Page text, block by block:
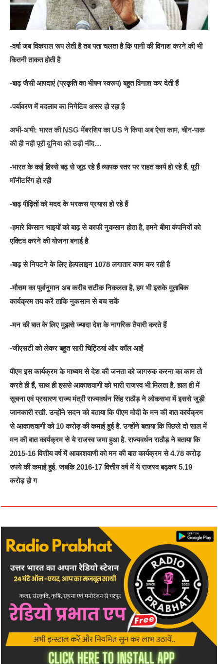
-वर्षा जब विकराल रूप लेती है तब पता चलता है कि पानी की विनाश करने की भी
कितनी ताकत होती है
-बाढ़ जैसी आपदाएं (प्रकृति का भीषण स्वरूप) बहुत विनाश कर देती हैं
-पर्यावरण में बदलाव का निगेटिव असर हो रहा है
अभी-अभी: भारत की NSG मेंबरशिप का US ने किया अब ऐसा काम, चीन-पाक
की ही नही पूरी दुनिया की उड़ी नींद…
-भारत के कई हिस्से बढ़ से जूढ रहे हैं व्यापक स्तर पर राहत कार्य हो रहे हैं, पूरी
मॉनीटरिंग हो रही
-बाढ़ पीढ़ितों को मदद के भरकस प्रयास हो रहे हैं
-हमारे किसान भाइयों को बाढ़ से काफी नुकसान होता है, हमने बीमा कंपनियों को
एक्टिव करने की योजना बनाई है
-बाढ़ से निपटने के लिए हेल्पलाइन 1078 लगातार काम कर रही है
-मौसम का पूर्वानुमान अब करीब सटीक निकलता है, हम भी इसके मुताबिक
कार्यक्रम तय करें ताकि नुकसान से बच सकें
-मन की बात के लिए मुझसे ज्यादा देश के नागरिक तैयारी करते हैं
-जीएसटी को लेकर बहुत सारी चिट्ठियां और कॉल आईं
पीएम इस कार्यक्रम के माध्यम से देश की जनता को जागरुक करना का काम तो
करते ही हैं, साथ ही इससे आकाशवाणी को भारी राजस्व भी मिलता है. हाल ही में
सूचना एवं प्रसारण राज्य मंत्री राज्यवर्धन सिंह राठौड़ ने लोकसभा में इससे जुड़ी
जानकारी रखी. उन्होंने सदन को बताया कि पीएम मोदी के मन की बात कार्यक्रम
से आकाशवाणी को 10 करोड़ की कमाई हुई है. उन्होंने बताया कि पिछले दो साल में
मन की बात कार्यक्रम से ये राजस्व जमा हुआ है. राज्यवर्धन राठौड़ ने बताया कि
2015-16 वित्तीय वर्ष में आकाशवाणी को मन की बात कार्यक्रम से 4.78 करोड़
रुपये की कमाई हुई. जबकि 2016-17 वित्तीय वर्ष में ये राजस्व बढ़कर 5.19
करोड़ हो ग